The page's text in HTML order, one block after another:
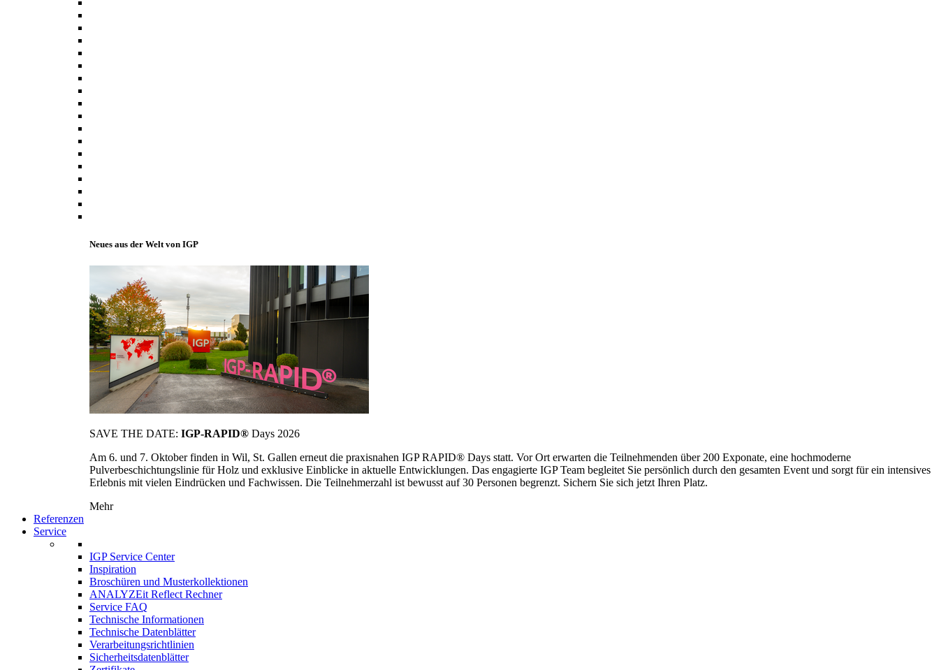
Neues aus der Welt von IGP
SAVE THE DATE: IGP-RAPID® Days 2026
Am 6. und 7. Oktober finden in Wil, St. Gallen erneut die praxisnahen IGP RAPID® Days statt. Vor Ort erwarten die Teilnehmenden über 200 Exponate, eine hochmoderne
Pulverbeschichtungslinie für Holz und exklusive Einblicke in aktuelle Entwicklungen. Das engagierte IGP Team begleitet Sie persönlich durch den gesamten Event und sorgt für ein intensives
Erlebnis mit vielen Eindrücken und Fachwissen. Die Teilnehmerzahl ist bewusst auf 30 Personen begrenzt. Sichern Sie sich jetzt Ihren Platz.
Mehr
Referenzen
Service
IGP Service Center
Inspiration
Broschüren und Musterkollektionen
ANALYZEit Reflect Rechner
Service FAQ
Technische Informationen
Technische Datenblätter
Verarbeitungsrichtlinien
Sicherheitsdatenblätter